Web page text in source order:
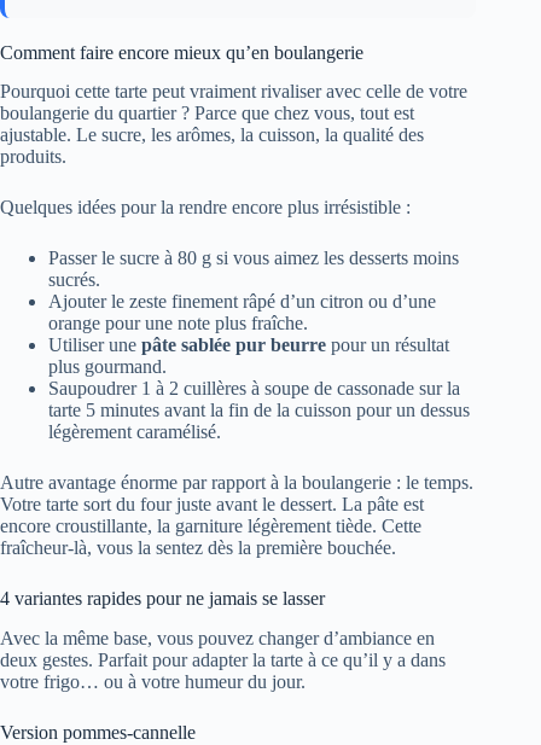
Comment faire encore mieux qu’en boulangerie
Pourquoi cette tarte peut vraiment rivaliser avec celle de votre
boulangerie du quartier ? Parce que chez vous, tout est
ajustable. Le sucre, les arômes, la cuisson, la qualité des
produits.
Quelques idées pour la rendre encore plus irrésistible :
Passer le sucre à 80 g si vous aimez les desserts moins
sucrés.
Ajouter le zeste finement râpé d’un citron ou d’une
orange pour une note plus fraîche.
Utiliser une pâte sablée pur beurre pour un résultat
plus gourmand.
Saupoudrer 1 à 2 cuillères à soupe de cassonade sur la
tarte 5 minutes avant la fin de la cuisson pour un dessus
légèrement caramélisé.
Autre avantage énorme par rapport à la boulangerie : le temps.
Votre tarte sort du four juste avant le dessert. La pâte est
encore croustillante, la garniture légèrement tiède. Cette
fraîcheur-là, vous la sentez dès la première bouchée.
4 variantes rapides pour ne jamais se lasser
Avec la même base, vous pouvez changer d’ambiance en
deux gestes. Parfait pour adapter la tarte à ce qu’il y a dans
votre frigo… ou à votre humeur du jour.
Version pommes-cannelle